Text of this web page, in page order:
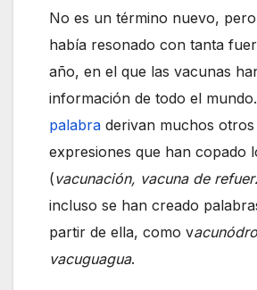
No es un término nuevo,
había resonado con tanta
año, en el que las vacunas
información de todo el
palabra derivan muchos
expresiones que han copado
(vacunación, vacuna de
incluso se han creado
partir de ella, como v
vacuguagua.